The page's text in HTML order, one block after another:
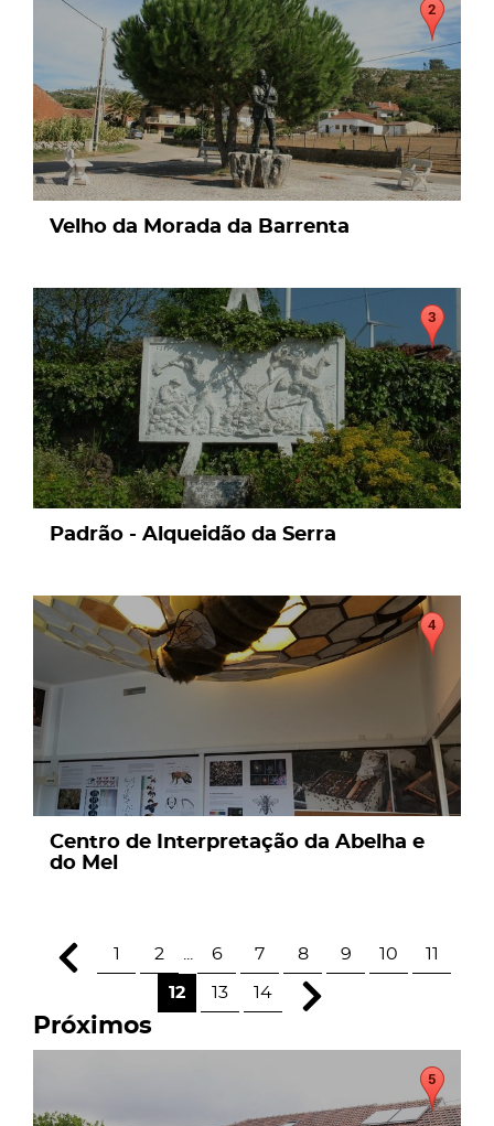
Velho da Morada da Barrenta
page
Padrão - Alqueidão da Serra
page
Centro de Interpretação da Abelha e
do Mel
1 2 6 7 8 9 10 11
12 13 14
Próximos